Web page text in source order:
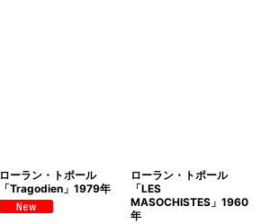
ローラン・トポール
「Tragodien」1979年
ローラン・トポール
「LES
MASOCHISTES」1960
年